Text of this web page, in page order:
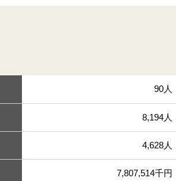
90人
8,194人
4,628人
7,807,514千円